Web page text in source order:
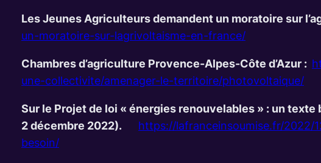
Les Jeunes Agriculteurs demandent un moratoire sur
un-moratoire-sur-lagrivoltaisme-en-france/
Chambres d’agriculture Provence-Alpes-Côte d’Azur :
une-collectivite/amenager-le-territoire/photovoltaique/
Sur le Projet de loi « énergies renouvelables » : un
2 décembre 2022). https://lafranceinsoumise.fr/
besoin/